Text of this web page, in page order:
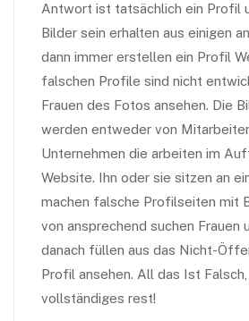
Antwort ist tatsächlich ein Profil
Bilder sein erhalten aus einigen
dann immer erstellen ein Profil
falschen Profile sind nicht
Frauen des Fotos ansehen. Die
werden entweder von
Unternehmen die arbeiten im
Website. Ihn oder sie sitzen an
machen falsche Profilseiten mit
von ansprechend suchen Frauen
danach füllen aus das Nicht-
Profil ansehen. All das Ist
vollständiges rest!